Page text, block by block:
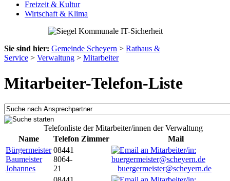
Freizeit & Kultur
Wirtschaft & Klima
Sie sind hier: Gemeinde Scheyern > Rathaus &
Service > Verwaltung > Mitarbeiter
Mitarbeiter-Telefon-Liste
Telefonliste der Mitarbeiter/innen der Verwaltung
Name
Telefon Zimmer
Mail
Bürgermeister
Baumeister
Johannes
08441
8064-
21
buergermeister@scheyern.de